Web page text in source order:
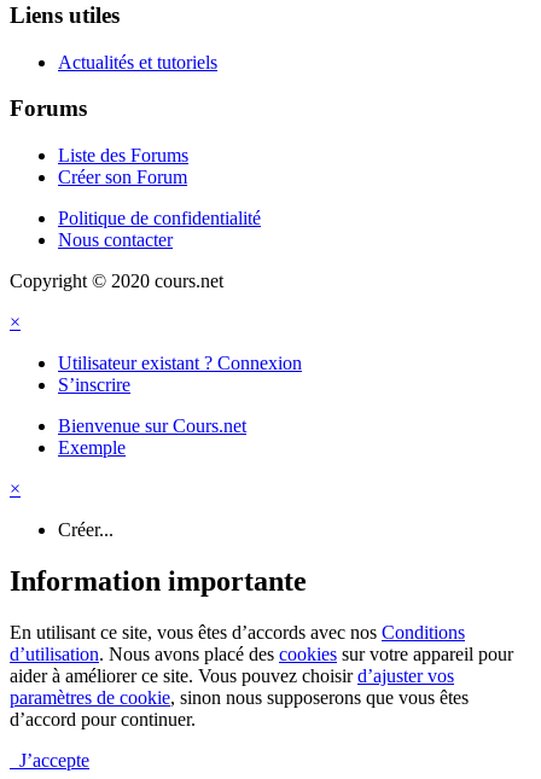
Liens utiles
Actualités et tutoriels
Forums
Liste des Forums
Créer son Forum
Politique de confidentialité
Nous contacter
Copyright © 2020 cours.net
×
Utilisateur existant ? Connexion
S’inscrire
Bienvenue sur Cours.net
Exemple
×
Créer...
Information importante
En utilisant ce site, vous êtes d’accords avec nos Conditions
d’utilisation. Nous avons placé des cookies sur votre appareil pour
aider à améliorer ce site. Vous pouvez choisird’ajuster vos
paramètres de cookie, sinon nous supposerons que vous êtes
d’accord pour continuer.
J’accepte